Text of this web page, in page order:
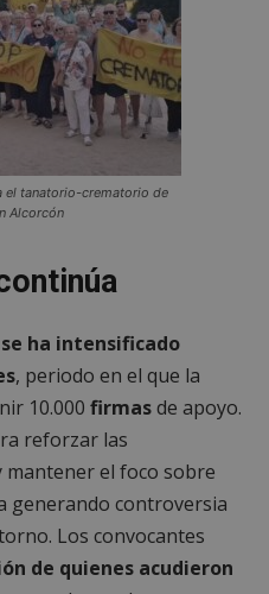
el tanatorio-crematorio de
Alcorcón
se ha intensificado
, periodo en el que la
10.000 firmasde apoyo.
reforzar las
mantener el foco sobre
generando controversia
Los convocantes
de quienes acudieron